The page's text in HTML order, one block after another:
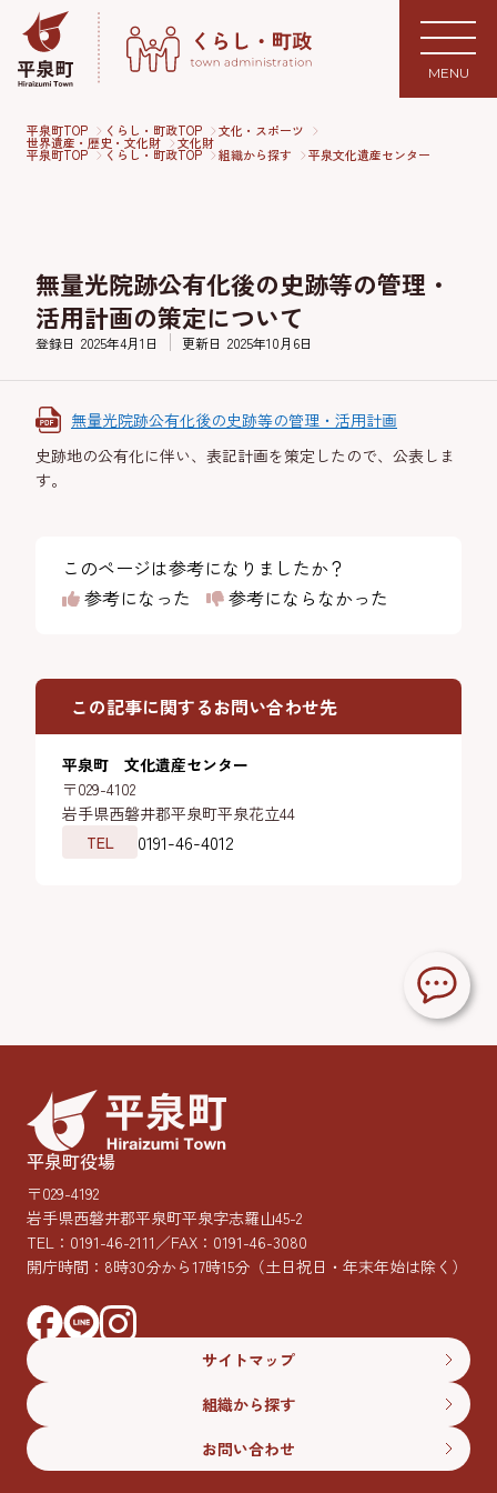
MENU
平泉町TOP くらし・町政TOP 文化・スポーツ
世界遺産・歴史・文化財 文化財
平泉町TOP くらし・町政TOP 組織から探す 平泉文化遺産センター
無量光院跡公有化後の史跡等の管理・
活用計画の策定について
登録日 2025年4月1日 更新日 2025年10月6日
無量光院跡公有化後の史跡等の管理・活用計画
史跡地の公有化に伴い、表記計画を策定したので、公表しま
す。
このページは参考になりましたか？
参考になった
参考にならなかった
この記事に関するお問い合わせ先
平泉町 文化遺産センター
〒029-4102
岩手県西磐井郡平泉町平泉花立44
TEL
0191-46-4012
平泉町役場
〒029-4192
岩手県西磐井郡平泉町平泉字志羅山45-2
TEL： 0191-46-2111／FAX：0191-46-3080
開庁時間：8時30分から17時15分 （土日祝日・年末年始は除く）
サイトマップ
組織から探す
お問い合わせ